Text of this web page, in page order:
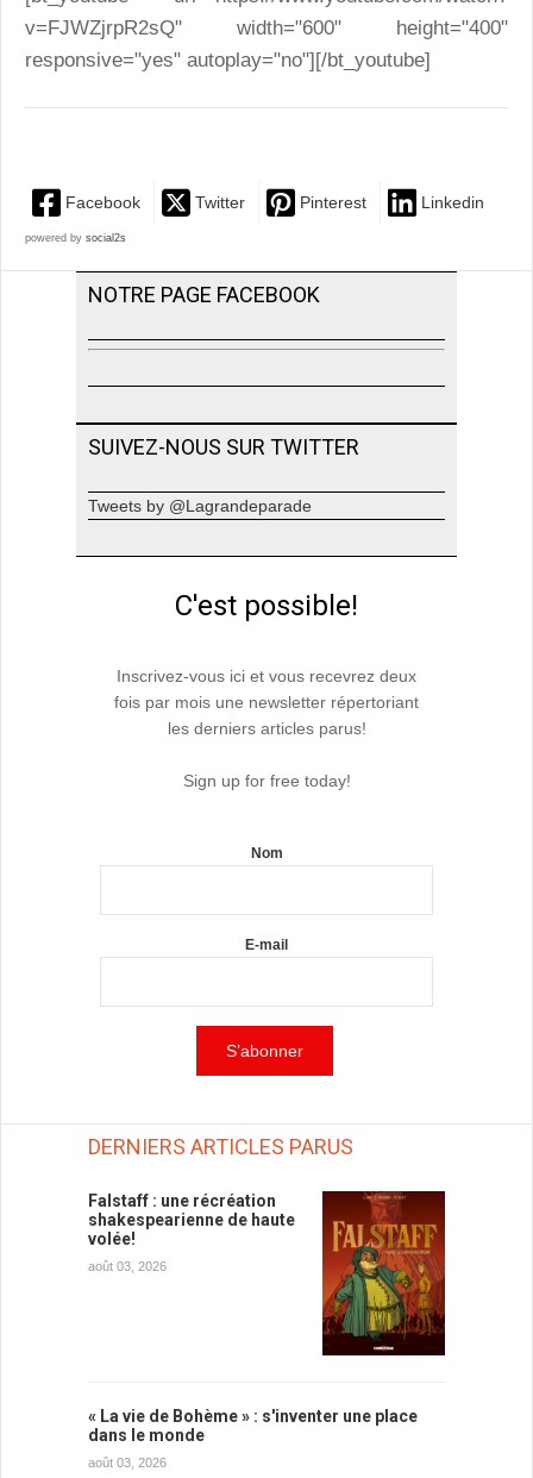
v=FJWZjrpR2sQ" width="600" height="400"
responsive="yes" autoplay="no"][/bt_youtube]
Facebook Twitter Pinterest Linkedin
powered by social2s
NOTRE PAGE FACEBOOK
SUIVEZ-NOUS SUR TWITTER
Tweets by @Lagrandeparade
C'est possible!
Inscrivez-vous ici et vous recevrez deux
fois par mois une newsletter répertoriant
les derniers articles parus!
Sign up for free today!
Nom
E-mail
DERNIERS ARTICLES PARUS
Falstaff : une récréation
shakespearienne de haute
volée!
août 03, 2026
« La vie de Bohème » : s'inventer une place
dans le monde
août 03, 2026